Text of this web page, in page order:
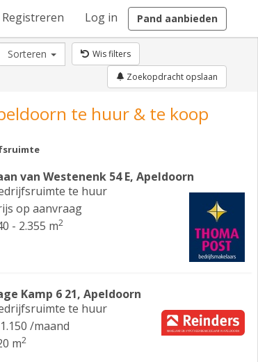
Registreren Log in Pand aanbieden
Sorteren
Wis filters
Zoekopdracht opslaan
te huur & te koop
van Westenenk 54 E, Apeldoorn
te huur
op aanvraag
- 2.355 m2
Kamp 6 21, Apeldoorn
te huur
/maand
m2